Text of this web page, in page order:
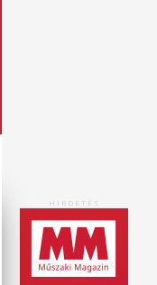
HIRDETÉS